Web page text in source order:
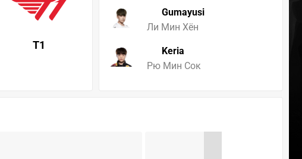
Gumayusi
Ли Мин Хён
Keria
Рю Мин Сок
T1